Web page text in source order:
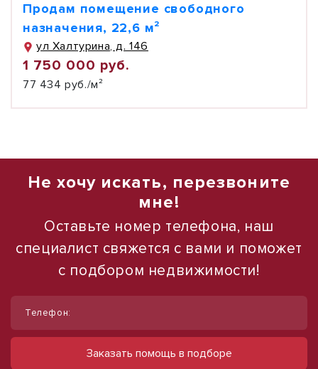
Продам помещение свободного
назначения, 22,6 м²
ул Халтурина, д. 146
1 750 000 руб.
77 434 руб./м²
Не хочу искать, перезвоните
мне!
Оставьте номер телефона, наш
специалист свяжется с вами и поможет
с подбором недвижимости!
Телефон:
Заказать помощь в подборе